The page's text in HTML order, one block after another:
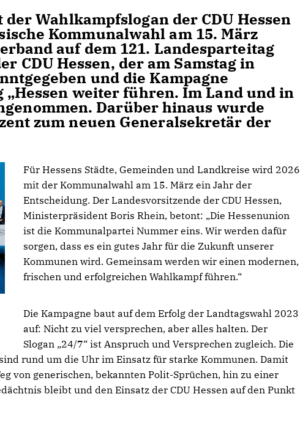
Wahlkampfslogan der CDU Hessen
Kommunalwahl am 15. März
auf dem 121. Landesparteitag
CDU Hessen, der am Samstag in
und die Kampagne
weiter führen. Im Land und in
Darüber hinaus wurde
zum neuen Generalsekretär der
Für Hessens Städte, Gemeinden und Landkreise wird 2026
mit der Kommunalwahl am 15. März ein Jahr der
Entscheidung. Der Landesvorsitzende der CDU Hessen,
Ministerpräsident Boris Rhein, betont: „Die Hessenunion
ist die Kommunalpartei Nummer eins. Wir werden dafür
sorgen, dass es ein gutes Jahr für die Zukunft unserer
Kommunen wird. Gemeinsam werden wir einen modernen,
frischen und erfolgreichen Wahlkampf führen.“
Die Kampagne baut auf dem Erfolg der Landtagswahl 2023
auf: Nicht zu viel versprechen, aber alles halten. Der
Slogan „24/7“ ist Anspruch und Versprechen zugleich. Die
rund um die Uhr im Einsatz für starke Kommunen. Damit
von generischen, bekannten Polit-Sprüchen, hin zu einer
bleibt und den Einsatz der CDU Hessen auf den Punkt